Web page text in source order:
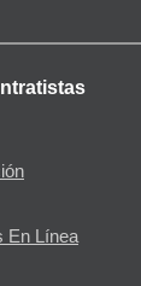
En Línea